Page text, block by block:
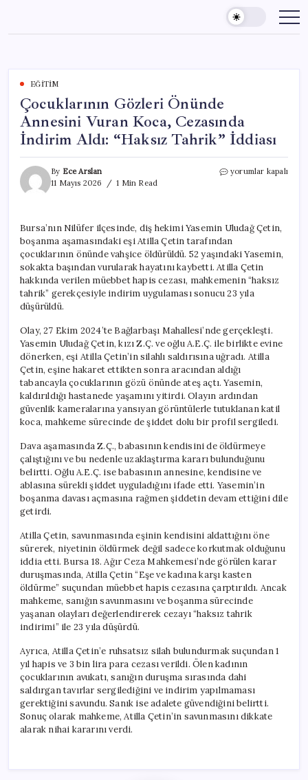
content
EĞITIM
Çocuklarının Gözleri Önünde
Annesini Vuran Koca, Cezasında
İndirim Aldı: “Haksız Tahrik” İddiası
By Ece Arslan
11 Mayıs 2026
1 Min Read
Çocuklarının
Koca,
Cezasında
İndirim
Aldı:
“Haksız
Tahrik”
İddiası
yorumlar kapalı
Bursa’nın Nilüfer ilçesinde, diş hekimi Yasemin Uludağ Çetin,
boşanma aşamasındaki eşi Atilla Çetin tarafından
çocuklarının önünde vahşice öldürüldü. 52 yaşındaki Yasemin,
sokakta başından vurularak hayatını kaybetti. Atilla Çetin
hakkında verilen müebbet hapis cezası, mahkemenin “haksız
tahrik” gerekçesiyle indirim uygulaması sonucu 23 yıla
düşürüldü.
Olay, 27 Ekim 2024’te Bağlarbaşı Mahallesi’nde gerçekleşti.
Yasemin Uludağ Çetin, kızı Z.Ç. ve oğlu A.E.Ç. ile birlikte evine
dönerken, eşi Atilla Çetin’in silahlı saldırısına uğradı. Atilla
Çetin, eşine hakaret ettikten sonra aracından aldığı
tabancayla çocuklarının gözü önünde ateş açtı. Yasemin,
kaldırıldığı hastanede yaşamını yitirdi. Olayın ardından
güvenlik kameralarına yansıyan görüntülerle tutuklanan katil
koca, mahkeme sürecinde de şiddet dolu bir profil sergiledi.
Dava aşamasında Z.Ç., babasının kendisini de öldürmeye
çalıştığını ve bu nedenle uzaklaştırma kararı bulunduğunu
belirtti. Oğlu A.E.Ç. ise babasının annesine, kendisine ve
ablasına sürekli şiddet uyguladığını ifade etti. Yasemin’in
boşanma davası açmasına rağmen şiddetin devam ettiğini dile
getirdi.
Atilla Çetin, savunmasında eşinin kendisini aldattığını öne
sürerek, niyetinin öldürmek değil sadece korkutmak olduğunu
iddia etti. Bursa 18. Ağır Ceza Mahkemesi’nde görülen karar
duruşmasında, Atilla Çetin “Eşe ve kadına karşı kasten
öldürme” suçundan müebbet hapis cezasına çarptırıldı. Ancak
mahkeme, sanığın savunmasını ve boşanma sürecinde
yaşanan olayları değerlendirerek cezayı “haksız tahrik
indirimi” ile 23 yıla düşürdü.
Ayrıca, Atilla Çetin’e ruhsatsız silah bulundurmak suçundan 1
yıl hapis ve 3 bin lira para cezası verildi. Ölen kadının
çocuklarının avukatı, sanığın duruşma sırasında dahi
saldırgan tavırlar sergilediğini ve indirim yapılmaması
gerektiğini savundu. Sanık ise adalete güvendiğini belirtti.
Sonuç olarak mahkeme, Atilla Çetin’in savunmasını dikkate
alarak nihai kararını verdi.